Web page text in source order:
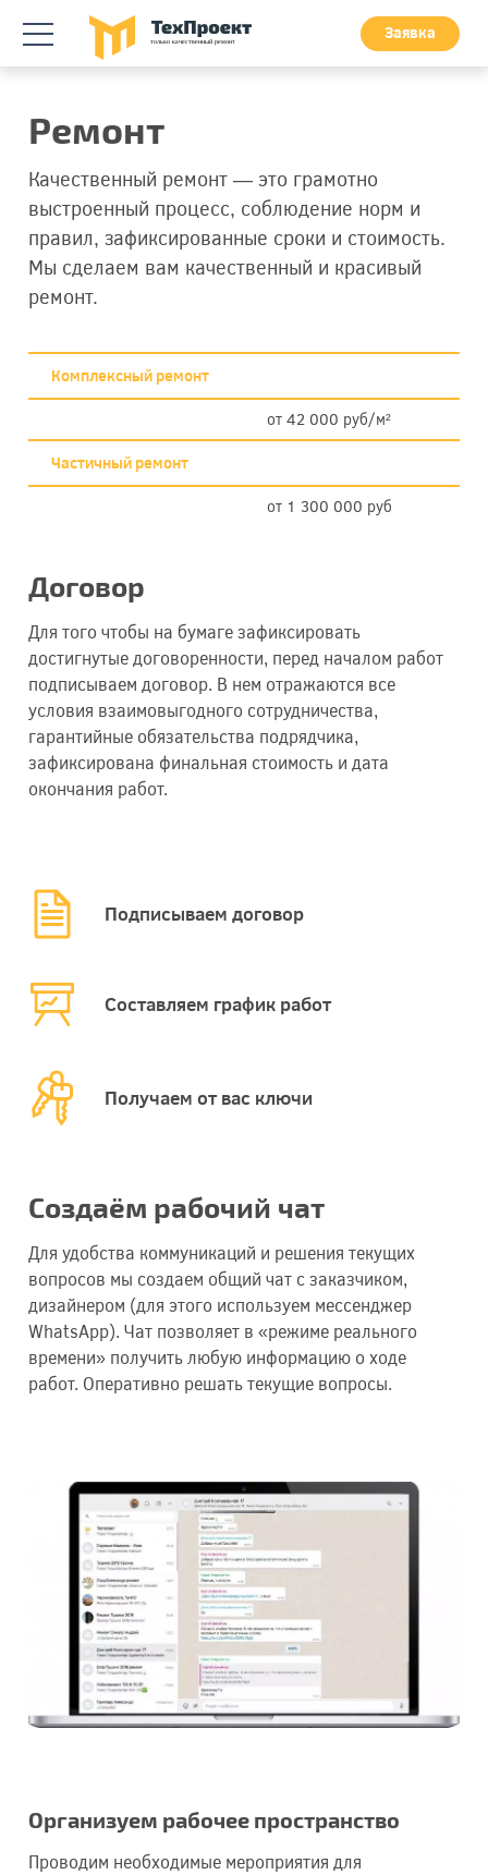
Заявка
Ремонт
Качественный ремонт — это грамотно
выстроенный процесс, соблюдение норм и
правил, зафиксированные сроки и стоимость.
Мы сделаем вам качественный и красивый
ремонт.
Комплексный ремонт
от 42 000 руб/м²
Частичный ремонт
от 1 300 000 руб
Договор
Для того чтобы на бумаге зафиксировать
достигнутые договоренности, перед началом работ
подписываем договор. В нем отражаются все
условия взаимовыгодного сотрудничества,
гарантийные обязательства подрядчика,
зафиксирована финальная стоимость и дата
окончания работ.
Подписываем договор
Составляем график работ
Получаем от вас ключи
Создаём рабочий чат
Для удобства коммуникаций и решения текущих
вопросов мы создаем общий чат с заказчиком,
дизайнером (для этого используем мессенджер
WhatsApp). Чат позволяет в «режиме реального
времени» получить любую информацию о ходе
работ. Оперативно решать текущие вопросы.
Организуем рабочее пространство
Проводим необходимые мероприятия для